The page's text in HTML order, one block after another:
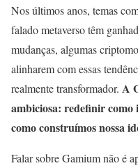
Nos últimos anos, temas
falado metaverso têm
mudanças, algumas
alinharem com essas
realmente transformador. A
ambiciosa: redefinir como
como construímos nossa
Falar sobre Gamium não é